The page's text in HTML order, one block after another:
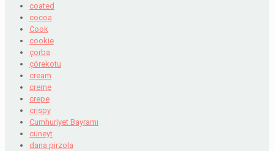
coated
cocoa
Cook
cookie
çorba
çörekotu
cream
creme
crepe
crispy
Cumhuriyet Bayramı
cüneyt
dana pirzola